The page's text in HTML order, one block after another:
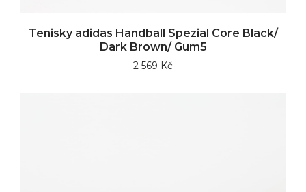
Tenisky adidas Handball Spezial Core Black/
Dark Brown/ Gum5
2 569 Kč